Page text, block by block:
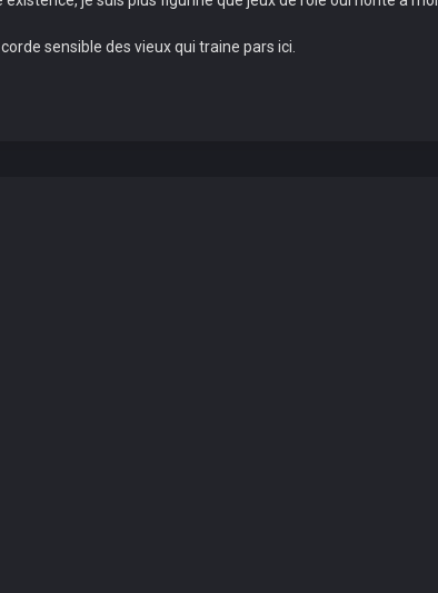
sensible des vieux qui traine pars ici.